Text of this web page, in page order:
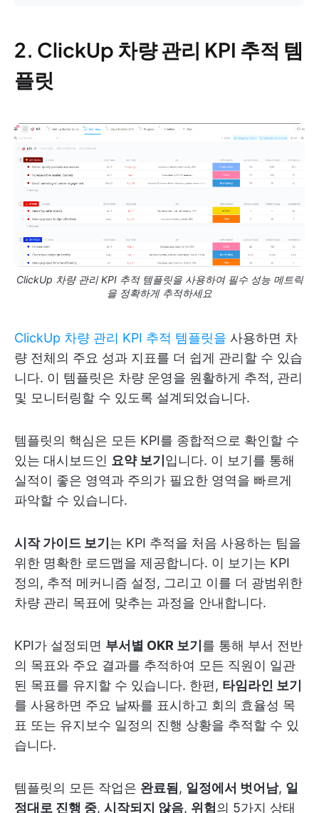
2. ClickUp 차량 관리 KPI 추적 템
플릿
ClickUp 차량 관리 KPI 추적 템플릿을 사용하여 필수 성능 메트릭
을 정확하게 추적하세요
ClickUp 차량 관리 KPI 추적 템플릿을 사용하면 차
량 전체의 주요 성과 지표를 더 쉽게 관리할 수 있습
니다. 이 템플릿은 차량 운영을 원활하게 추적, 관리
및 모니터링할 수 있도록 설계되었습니다.
템플릿의 핵심은 모든 KPI를 종합적으로 확인할 수
있는 대시보드인 요약 보기 입니다. 이 보기를 통해
실적이 좋은 영역과 주의가 필요한 영역을 빠르게
파악할 수 있습니다.
시작 가이드 보기 는 KPI 추적을 처음 사용하는 팀을
위한 명확한 로드맵을 제공합니다. 이 보기는 KPI
정의, 추적 메커니즘 설정, 그리고 이를 더 광범위한
차량 관리 목표에 맞추는 과정을 안내합니다.
KPI가 설정되면 부서별 OKR 보기 를 통해 부서 전반
의 목표와 주요 결과를 추적하여 모든 직원이 일관
된 목표를 유지할 수 있습니다. 한편, 타임라인 보기
를 사용하면 주요 날짜를 표시하고 회의 효율성 목
표 또는 유지보수 일정의 진행 상황을 추적할 수 있
습니다.
템플릿의 모든 작업은 완료됨 , 일정에서 벗어남, 일
정대로 진행 중, 시작되지 않음, 위험의 5가지 상태